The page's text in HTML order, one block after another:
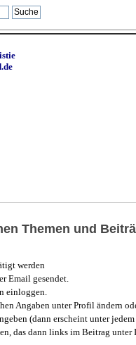
Themen und
werden
Email gesendet.
einloggen.
Angaben unter Profil ändern
(dann erscheint unter
das dann links im Beitrag unter